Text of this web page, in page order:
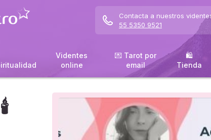
Contacta a nuestros
55 5350 9521
Videntes
online
💌 Tarot por
email
🛍
️Tienda